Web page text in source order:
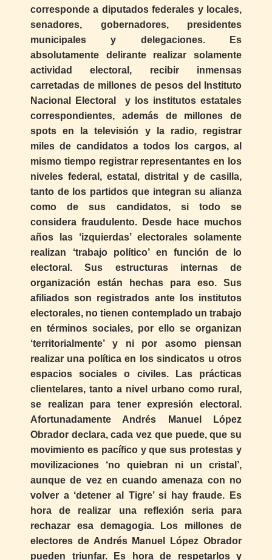
corresponde a diputados federales y locales,
senadores, gobernadores, presidentes
municipales y delegaciones. Es
absolutamente delirante realizar solamente
actividad electoral, recibir inmensas
carretadas de millones de pesos del Instituto
Nacional Electoral y los institutos estatales
correspondientes, además de millones de
spots en la televisión y la radio, registrar
miles de candidatos a todos los cargos, al
mismo tiempo registrar representantes en los
niveles federal, estatal, distrital y de casilla,
tanto de los partidos que integran su alianza
como de sus candidatos, si todo se
considera fraudulento. Desde hace muchos
años las ‘izquierdas’ electorales solamente
realizan ‘trabajo político’ en función de lo
electoral. Sus estructuras internas de
organización están hechas para eso. Sus
afiliados son registrados ante los institutos
electorales, no tienen contemplado un trabajo
en términos sociales, por ello se organizan
‘territorialmente’ y ni por asomo piensan
realizar una política en los sindicatos u otros
espacios sociales o civiles. Las prácticas
clientelares, tanto a nivel urbano como rural,
se realizan para tener expresión electoral.
Afortunadamente Andrés Manuel López
Obrador declara, cada vez que puede, que su
movimiento es pacífico y que sus protestas y
movilizaciones ‘no quiebran ni un cristal’,
aunque de vez en cuando amenaza con no
volver a ‘detener al Tigre’ si hay fraude. Es
hora de realizar una reflexión seria para
rechazar esa demagogia. Los millones de
electores de Andrés Manuel López Obrador
pueden triunfar. Es hora de respetarlos y